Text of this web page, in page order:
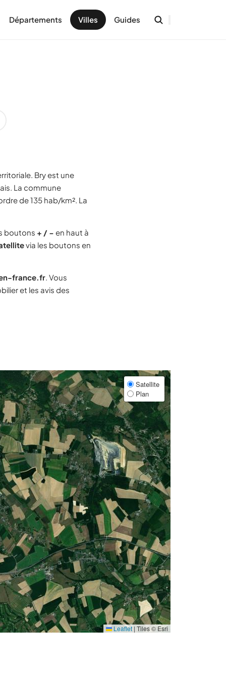
Départements Villes Guides
Bry est une
La commune
de 135 hab/km². La
boutons + / − en haut à
via les boutons en
france.fr. Vous
et les avis des
Satellite
Plan
Leaflet | Tiles © Esri